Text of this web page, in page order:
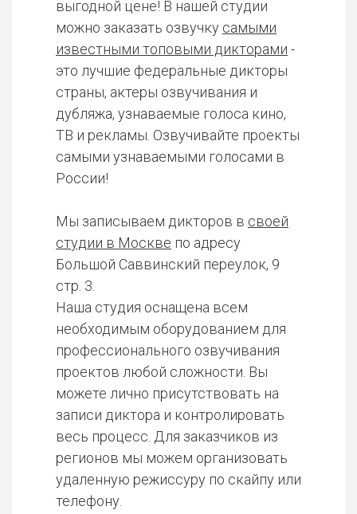
выгодной цене! В нашей студии
можно заказать озвучку самыми
известными топовыми дикторами -
это лучшие федеральные дикторы
страны, актеры озвучивания и
дубляжа, узнаваемые голоса кино,
ТВ и рекламы. Озвучивайте проекты
самыми узнаваемыми голосами в
России!
Мы записываем дикторов в своей
студии в Москве по адресу
Большой Саввинский переулок, 9
стр. 3.
Наша студия оснащена всем
необходимым оборудованием для
профессионального озвучивания
проектов любой сложности. Вы
можете лично присутствовать на
записи диктора и контролировать
весь процесс. Для заказчиков из
регионов мы можем организовать
удаленную режиссуру по скайпу или
телефону.